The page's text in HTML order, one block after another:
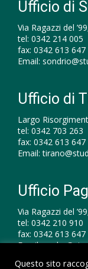
Ufficio di
Via Ragazzi del
tel: 0342 214 005
fax: 0342 613 647
Email:
Ufficio di
Largo
tel: 0342 703 263
fax: 0342 613 647
Email:
Ufficio
Via Ragazzi del
tel: 0342 210 910
fax: 0342 613 647
Email:
Questo sito